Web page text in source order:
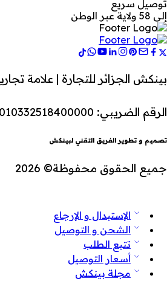
توصيل سريع
إلى 58 ولاية عبر الوطن
بينكش الجزائر للتجارة | علامة
الرقم الضريبي: 18629010332518400000
تصميم و تطوير الفريق التقني لبينكش
جميع الحقوق محفوظة© 2026
الإستبدال و الإرجاع
الشحن و التوصيل
تتبع الطلب
أسعار التوصيل
مجلة بينكش